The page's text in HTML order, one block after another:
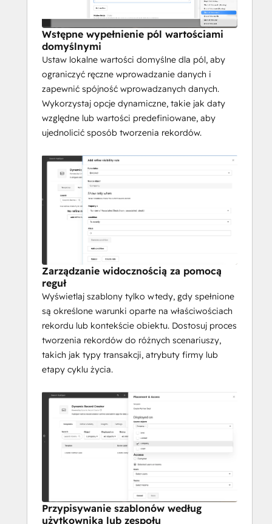
Wstępne wypełnienie pól wartościami
domyślnymi
Ustaw lokalne wartości domyślne dla pól, aby
ograniczyć ręczne wprowadzanie danych i
zapewnić spójność wprowadzanych danych.
Wykorzystaj opcje dynamiczne, takie jak daty
względne lub wartości predefiniowane, aby
ujednolicić sposób tworzenia rekordów.
Zarządzanie widocznością za pomocą
reguł
Wyświetlaj szablony tylko wtedy, gdy spełnione
są określone warunki oparte na właściwościach
rekordu lub kontekście obiektu. Dostosuj proces
tworzenia rekordów do różnych scenariuszy,
takich jak typy transakcji, atrybuty firmy lub
etapy cyklu życia.
Przypisywanie szablonów według
użytkownika lub zespołu